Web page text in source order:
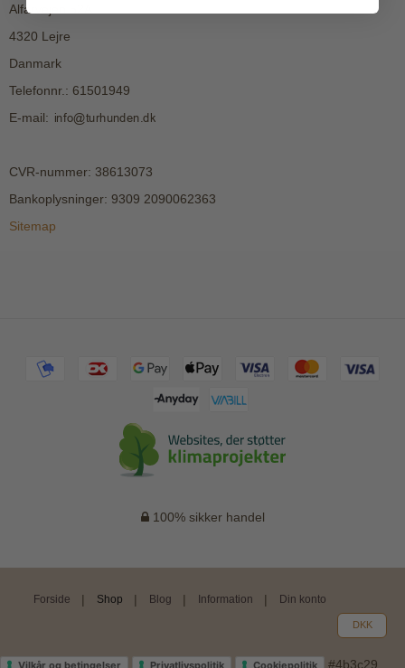
Alfarvejen 52A
4320 Lejre
Danmark
Telefonnr. : 61501949
E-mail:
CVR-nummer: 38613073
Bankoplysninger: 9309 2090062363
Sitemap
100% sikker handel
Forside Shop Blog Information Din konto
DKK
Vilkår og betingelser Privatlivspolitik Cookiepolitik #4b3c29